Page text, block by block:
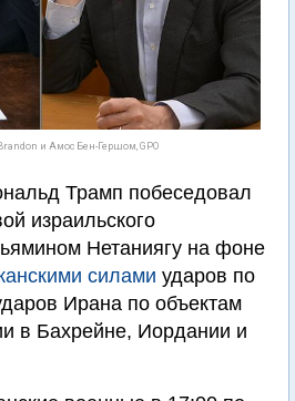
и Амос Бен-Гершом, GPO
Трамп побеседовал
израильского
Нетаниягу на фоне
силами ударов по
Ирана по объектам
в Бахрейне, Иордании и